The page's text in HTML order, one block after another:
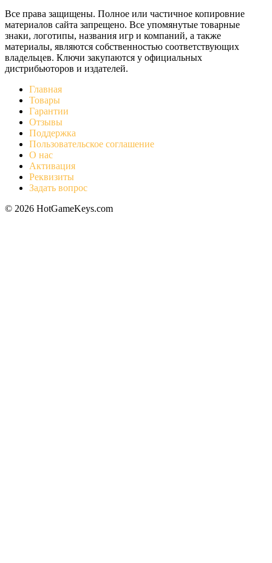
Все права защищены. Полное или частичное копировние
материалов сайта запрещено. Все упомянутые товарные
знаки, логотипы, названия игр и компаний, а также
материалы, являются собственностью соответствующих
владельцев. Ключи закупаются у официальных
дистрибьюторов и издателей.
Главная
Товары
Гарантии
Отзывы
Поддержка
Пользовательское соглашение
О нас
Активация
Реквизиты
Задать вопрос
© 2026 HotGameKeys.com